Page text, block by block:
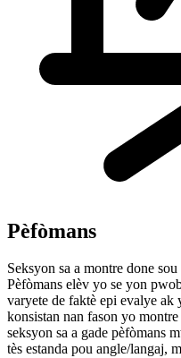
Pèfòmans
Seksyon sa a montre done
Pèfòmans elèv yo se yon
varyete de faktè epi evalye
konsistan nan fason yo
seksyon sa a gade pèfòmans
tès estanda pou angle/langaj,